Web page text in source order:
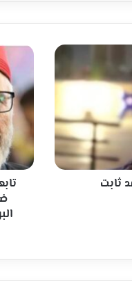
تابعوا
المنصة
الدولية
همسة
نت،
وبرنامج
ضيف
المنصة
الإعلامية
البرنامج
حسني